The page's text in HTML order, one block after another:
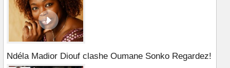
Ndéla Madior Diouf clashe Oumane Sonko Regardez!